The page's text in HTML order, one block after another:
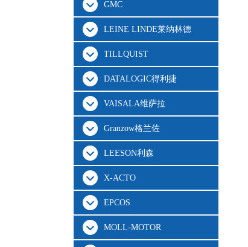
GMC
LEINE LINDE莱纳林德
TILLQUIST
DATALOGIC得利捷
VAISALA维萨拉
Granzow格兰佐
LEESON利森
X-ACTO
EPCOS
MOLL-MOTOR